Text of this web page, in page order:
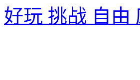
好玩 挑战 自由